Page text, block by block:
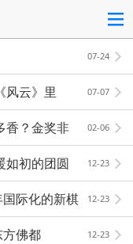
07-24
07-07
风云》里
02-06
香？金奖非
12-23
如初的团圆
12-23
国际化的新棋
12-23
方佛都